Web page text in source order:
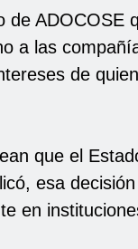
de ADOCOSE
a las
de
que el
esa
en